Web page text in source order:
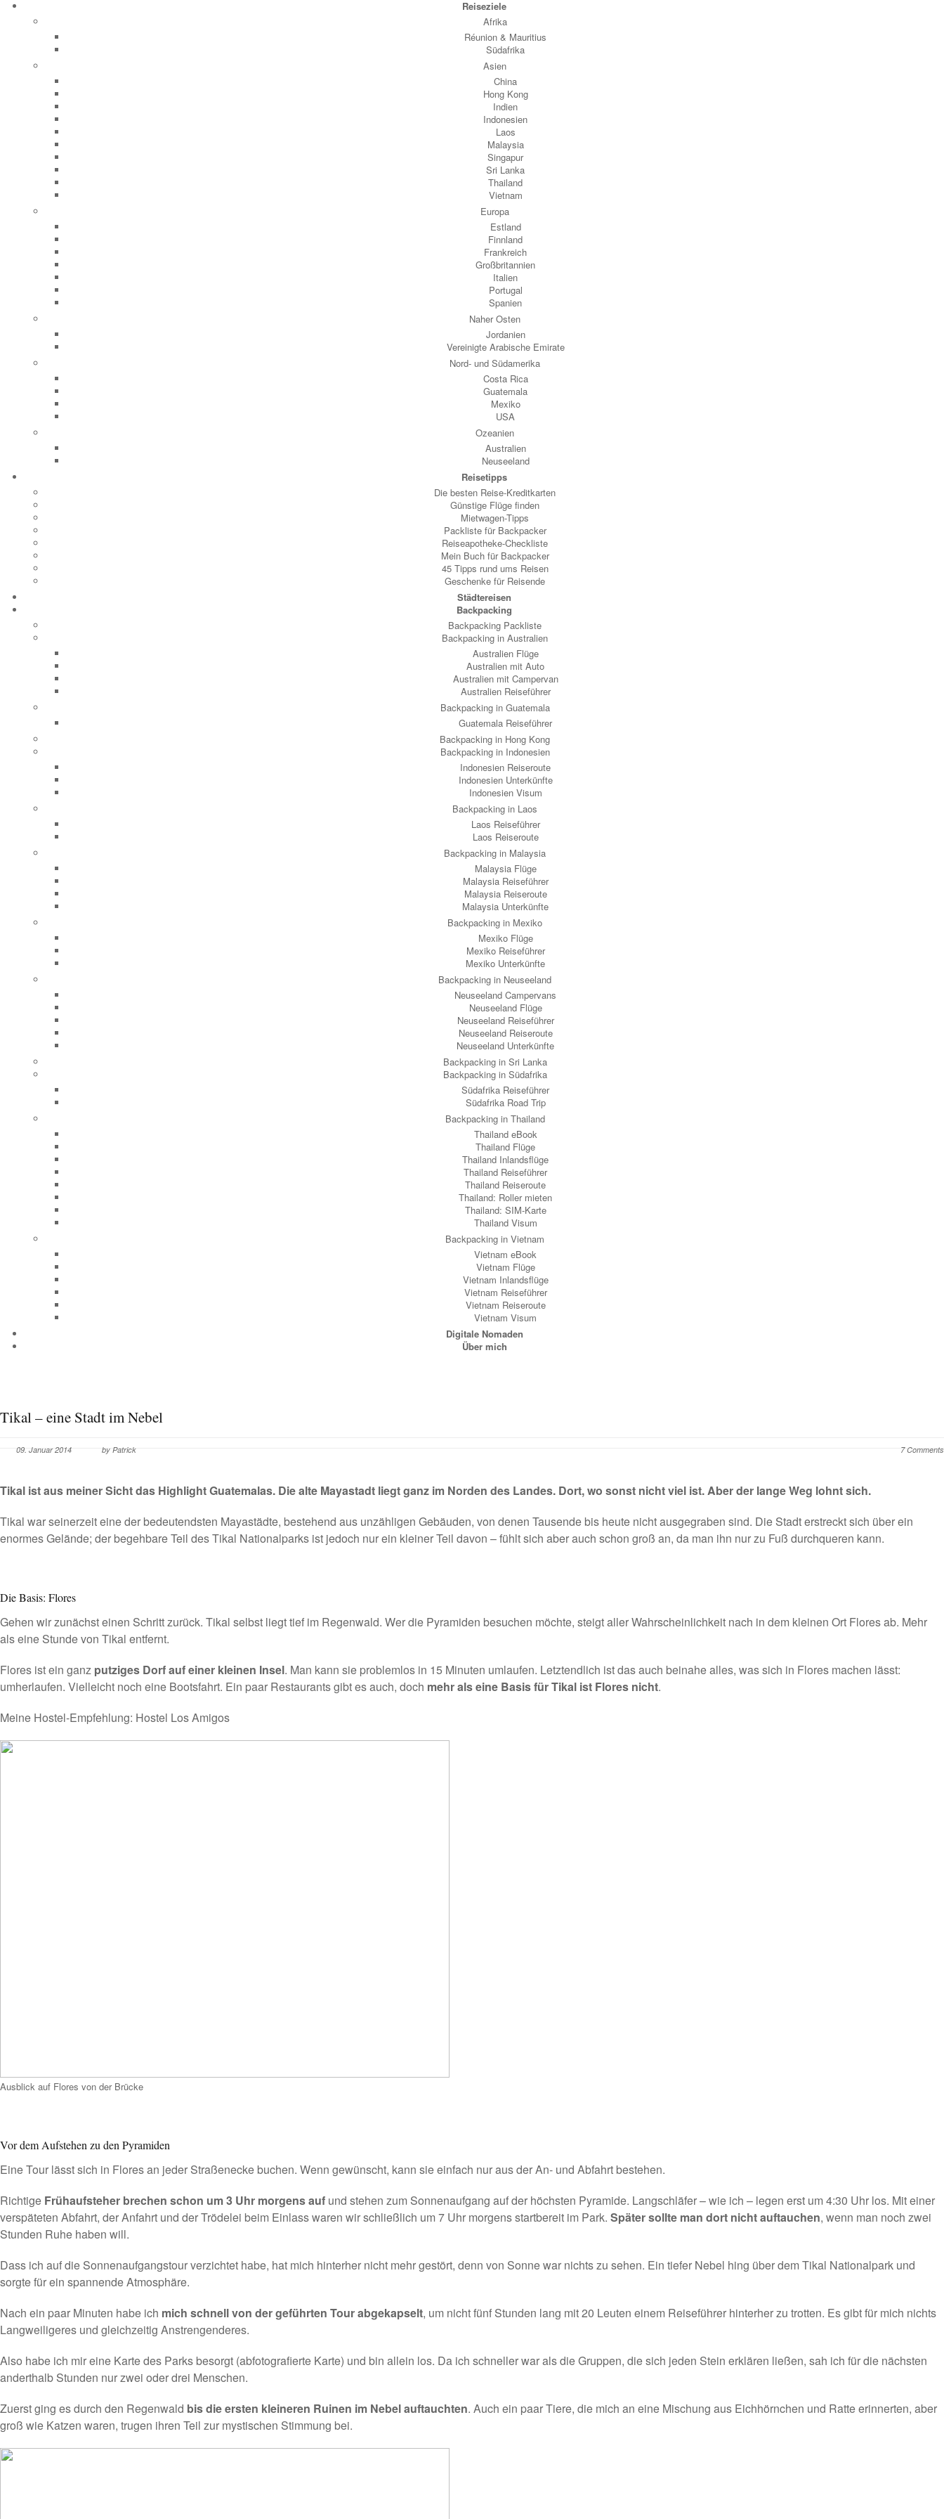
Reiseziele
Afrika
Réunion & Mauritius
Südafrika
Asien
China
Hong Kong
Indien
Indonesien
Laos
Malaysia
Singapur
Sri Lanka
Thailand
Vietnam
Europa
Estland
Finnland
Frankreich
Großbritannien
Italien
Portugal
Spanien
Naher Osten
Jordanien
Vereinigte Arabische Emirate
Nord- und Südamerika
Costa Rica
Guatemala
Mexiko
USA
Ozeanien
Australien
Neuseeland
Reisetipps
Die besten Reise-Kreditkarten
Günstige Flüge finden
Mietwagen-Tipps
Packliste für Backpacker
Reiseapotheke-Checkliste
Mein Buch für Backpacker
45 Tipps rund ums Reisen
Geschenke für Reisende
Städtereisen
Backpacking
Backpacking Packliste
Backpacking in Australien
Australien Flüge
Australien mit Auto
Australien mit Campervan
Australien Reiseführer
Backpacking in Guatemala
Guatemala Reiseführer
Backpacking in Hong Kong
Backpacking in Indonesien
Indonesien Reiseroute
Indonesien Unterkünfte
Indonesien Visum
Backpacking in Laos
Laos Reiseführer
Laos Reiseroute
Backpacking in Malaysia
Malaysia Flüge
Malaysia Reiseführer
Malaysia Reiseroute
Malaysia Unterkünfte
Backpacking in Mexiko
Mexiko Flüge
Mexiko Reiseführer
Mexiko Unterkünfte
Backpacking in Neuseeland
Neuseeland Campervans
Neuseeland Flüge
Neuseeland Reiseführer
Neuseeland Reiseroute
Neuseeland Unterkünfte
Backpacking in Sri Lanka
Backpacking in Südafrika
Südafrika Reiseführer
Südafrika Road Trip
Backpacking in Thailand
Thailand eBook
Thailand Flüge
Thailand Inlandsflüge
Thailand Reiseführer
Thailand Reiseroute
Thailand: Roller mieten
Thailand: SIM-Karte
Thailand Visum
Backpacking in Vietnam
Vietnam eBook
Vietnam Flüge
Vietnam Inlandsflüge
Vietnam Reiseführer
Vietnam Reiseroute
Vietnam Visum
Digitale Nomaden
Über mich
Tikal – eine Stadt im Nebel
09. Januar 2014 by Patrick 7 Comments
Tikal ist aus meiner Sicht das Highlight Guatemalas. Die alte Mayastadt liegt ganz im Norden des Landes. Dort, wo sonst nicht viel ist. Aber der lange Weg lohnt sich.
Tikal war seinerzeit eine der bedeutendsten Mayastädte, bestehend aus unzähligen Gebäuden, von denen Tausende bis heute nicht ausgegraben sind. Die Stadt erstreckt sich über ein
enormes Gelände; der begehbare Teil des Tikal Nationalparks ist jedoch nur ein kleiner Teil davon – fühlt sich aber auch schon groß an, da man ihn nur zu Fuß durchqueren kann.
Die Basis: Flores
Gehen wir zunächst einen Schritt zurück. Tikal selbst liegt tief im Regenwald. Wer die Pyramiden besuchen möchte, steigt aller Wahrscheinlichkeit nach in dem kleinen Ort Flores ab. Mehr
als eine Stunde von Tikal entfernt.
Flores ist ein ganz putziges Dorf auf einer kleinen Insel. Man kann sie problemlos in 15 Minuten umlaufen. Letztendlich ist das auch beinahe alles, was sich in Flores machen lässt:
umherlaufen. Vielleicht noch eine Bootsfahrt. Ein paar Restaurants gibt es auch, doch mehr als eine Basis für Tikal ist Flores nicht.
Meine Hostel-Empfehlung: Hostel Los Amigos
Ausblick auf Flores von der Brücke
Vor dem Aufstehen zu den Pyramiden
Eine Tour lässt sich in Flores an jeder Straßenecke buchen. Wenn gewünscht, kann sie einfach nur aus der An- und Abfahrt bestehen.
Richtige Frühaufsteher brechen schon um 3 Uhr morgens auf und stehen zum Sonnenaufgang auf der höchsten Pyramide. Langschläfer – wie ich – legen erst um 4:30 Uhr los. Mit einer
verspäteten Abfahrt, der Anfahrt und der Trödelei beim Einlass waren wir schließlich um 7 Uhr morgens startbereit im Park. Später sollte man dort nicht auftauchen, wenn man noch zwei
Stunden Ruhe haben will.
Dass ich auf die Sonnenaufgangstour verzichtet habe, hat mich hinterher nicht mehr gestört, denn von Sonne war nichts zu sehen. Ein tiefer Nebel hing über dem Tikal Nationalpark und
sorgte für ein spannende Atmosphäre.
Nach ein paar Minuten habe ich mich schnell von der geführten Tour abgekapselt, um nicht fünf Stunden lang mit 20 Leuten einem Reiseführer hinterher zu trotten. Es gibt für mich nichts
Langweiligeres und gleichzeitig Anstrengenderes.
Also habe ich mir eine Karte des Parks besorgt (abfotografierte Karte) und bin allein los. Da ich schneller war als die Gruppen, die sich jeden Stein erklären ließen, sah ich für die nächsten
anderthalb Stunden nur zwei oder drei Menschen.
Zuerst ging es durch den Regenwald bis die ersten kleineren Ruinen im Nebel auftauchten. Auch ein paar Tiere, die mich an eine Mischung aus Eichhörnchen und Ratte erinnerten, aber
groß wie Katzen waren, trugen ihren Teil zur mystischen Stimmung bei.